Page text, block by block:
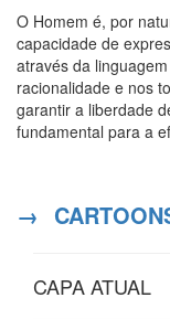
O Homem é, por
capacidade de
através da
racionalidade e nos
garantir a liberdade
fundamental para a
→
CAPA ATUAL